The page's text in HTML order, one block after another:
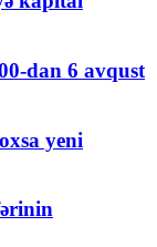
dan 6 avqust
yeni